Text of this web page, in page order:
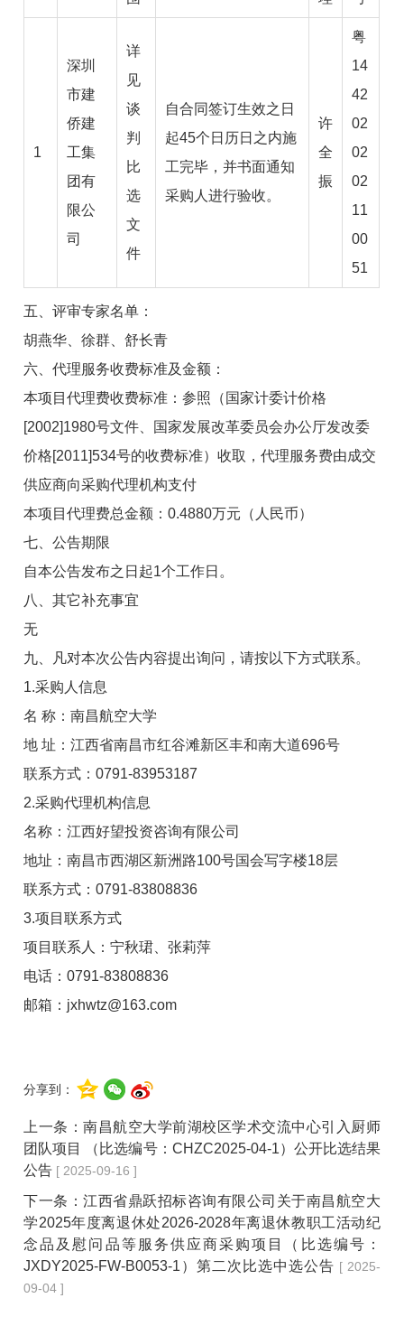
1
深圳
市建
侨建
工集
团有
限公
司
详
见
谈
判
比
选
文
件
自合同签订生效之日
起45个日历日之内施
工完毕，并书面通知
采购人进行验收。
许
全
振
粤
14
42
02
02
02
11
00
51
五、评审专家名单：
胡燕华、徐群、舒长青
六、代理服务收费标准及金额：
本项目代理费收费标准：参照（国家计委计价格
[2002]1980号文件、国家发展改革委员会办公厅发改委
价格[2011]534号的收费标准）收取，代理服务费由成交
供应商向采购代理机构支付
本项目代理费总金额：0.4880万元（人民币）
七、公告期限
自本公告发布之日起1个工作日。
八、其它补充事宜
无
九、凡对本次公告内容提出询问，请按以下方式联系。
1.采购人信息
名 称：南昌航空大学
地 址：江西省南昌市红谷滩新区丰和南大道696号
联系方式：0791-83953187
2.采购代理机构信息
名称：江西好望投资咨询有限公司
地址：南昌市西湖区新洲路100号国会写字楼18层
联系方式：0791-83808836
3.项目联系方式
项目联系人：宁秋珺、张莉萍
电话：0791-83808836
邮箱：jxhwtz@163.com
分享到：
上一条：南昌航空大学前湖校区学术交流中心引入厨师
团队项目 （比选编号：CHZC2025-04-1）公开比选结果
公告 [ 2025-09-16 ]
下一条：江西省鼎跃招标咨询有限公司关于南昌航空大
学2025年度离退休处2026-2028年离退休教职工活动纪
念品及慰问品等服务供应商采购项目（比选编号：
JXDY2025-FW-B0053-1）第二次比选中选公告 [ 2025-
09-04 ]